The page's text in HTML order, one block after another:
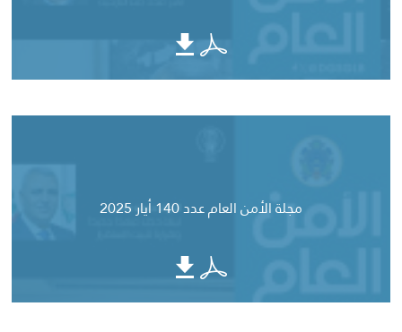
مجلة الأمن العام عدد 140 أيار 2025